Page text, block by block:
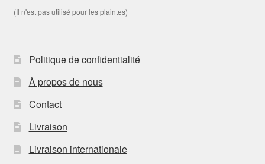
(Il n'est pas utilisé pour les plaintes)
Politique de confidentialité
À propos de nous
Contact
Livraison
Livraison internationale